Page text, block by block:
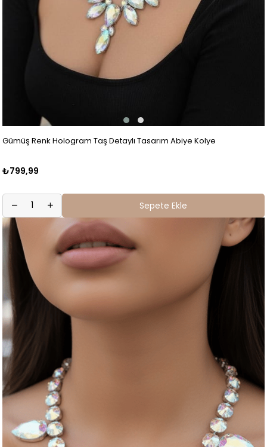
Gümüş Renk Hologram Taş Detaylı Tasarım Abiye Kolye
₺799,99
Sepete Ekle